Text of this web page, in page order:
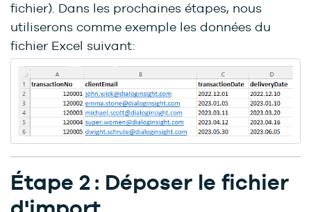
fichier). Dans les prochaines étapes, nous
utiliserons comme exemple les données du
fichier Excel suivant:
Étape 2 : Déposer le fichier